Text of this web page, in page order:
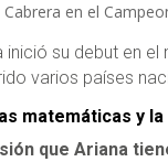
Cabrera en el
inició su debut en
varios países
matemáticas y
que Ariana